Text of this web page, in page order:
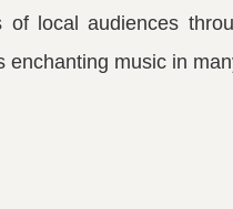
of local audiences
enchanting music in